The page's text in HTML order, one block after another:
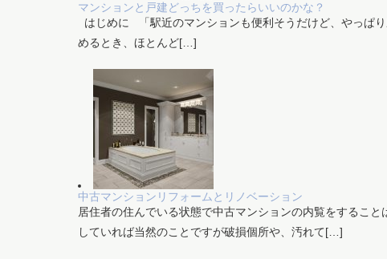
マンションと戸建どっちを買ったらいいのかな？
はじめに 「駅近のマンションも便利そうだけど、やっぱ
めるとき、ほとんど[…]
中古マンションリフォームとリノベーション
居住者の住んでいる状態で中古マンションの内覧をするこ
していれば当然のことですが破損個所や、汚れて[…]